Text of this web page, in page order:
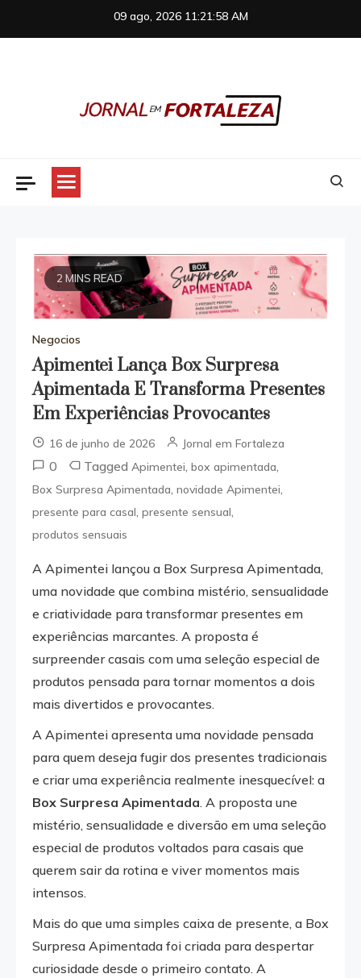
09 ago, 2026 11:21:59 AM
2 MINS READ
Negocios
Apimentei Lança Box Surpresa
Apimentada E Transforma Presentes
Em Experiências Provocantes
16 de junho de 2026 Jornal em Fortaleza
0 Tagged Apimentei, box apimentada,
Box Surpresa Apimentada, novidade Apimentei,
presente para casal, presente sensual,
produtos sensuais
A Apimentei lançou a Box Surpresa Apimentada,
uma novidade que combina mistério, sensualidade
e criatividade para transformar presentes em
experiências marcantes. A proposta é
surpreender casais com uma seleção especial de
produtos pensada para tornar momentos a dois
mais divertidos e provocantes.
A Apimentei apresenta uma novidade pensada
para quem deseja fugir dos presentes tradicionais
e criar uma experiência realmente inesquecível: a
Box Surpresa Apimentada. A proposta une
mistério, sensualidade e diversão em uma seleção
especial de produtos voltados para casais que
querem sair da rotina e viver momentos mais
intensos.
Mais do que uma simples caixa de presente, a Box
Surpresa Apimentada foi criada para despertar
curiosidade desde o primeiro contato. A